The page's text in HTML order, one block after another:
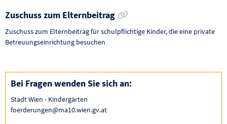
Zuschuss zum Elternbeitrag
Zuschuss zum Elternbeitrag für schulpflichtige Kinder, die eine private
Betreuungseinrichtung besuchen
Bei Fragen wenden Sie sich an:
Stadt Wien - Kindergärten
foerderungen@ma10.wien.gv.at